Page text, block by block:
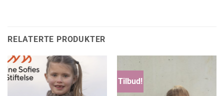
RELATERTE PRODUKTER
Tilbud!